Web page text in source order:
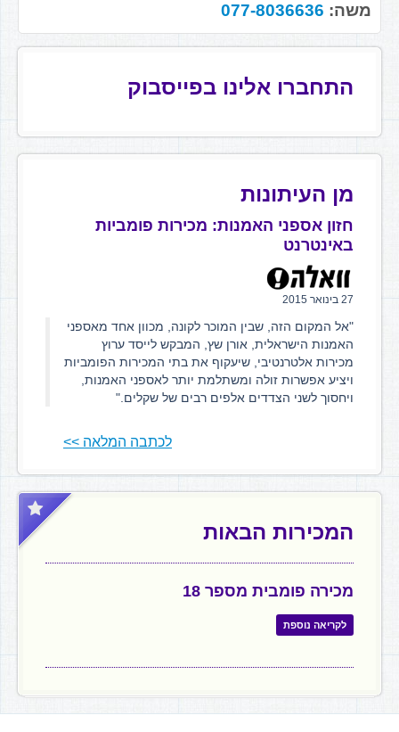
משה: 077-8036636
התחברו אלינו בפייסבוק
מן העיתונות
חזון אספני האמנות: מכירות פומביות
באינטרנט
27 בינואר 2015
"אל המקום הזה, שבין המוכר לקונה, מכוון אחד מאספני
האמנות הישראלית, אורן שץ, המבקש לייסד ערוץ
מכירות אלטרנטיבי, שיעקוף את בתי המכירות הפומביות
ויציע אפשרות זולה ומשתלמת יותר לאספני האמנות,
ויחסוך לשני הצדדים אלפים רבים של שקלים."
לכתבה המלאה >>
המכירות הבאות
מכירה פומבית מספר 18
לקריאה נוספת